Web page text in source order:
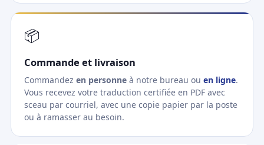
📦
Commande et livraison
Commandez en personneà notre bureau ou en ligne.
Vous recevez votre traduction certifiée en PDF avec
sceau par courriel, avec une copie papier par la poste
ou à ramasser au besoin.